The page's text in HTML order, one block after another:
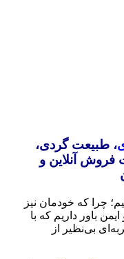
، طبیعت گردی،
فروش آنلاین و
چرا که خودمان نیز
باور داریم که با
بی‌نظیر از